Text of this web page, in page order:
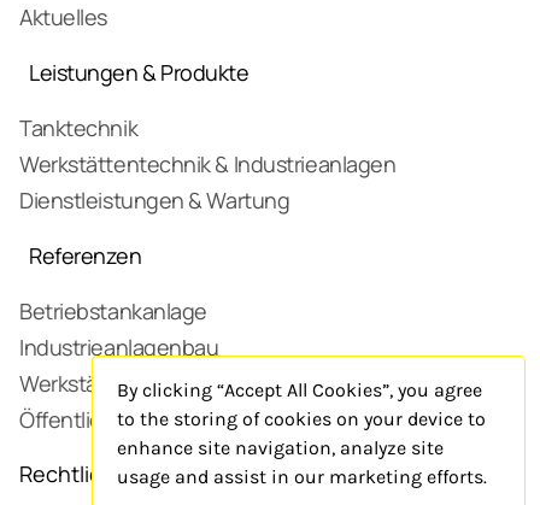
Aktuelles
Leistungen & Produkte
Tanktechnik
Werkstättentechnik & Industrieanlagen
Dienstleistungen & Wartung
Referenzen
Betriebstankanlage
Industrieanlagenbau
Werkstätte
Öffentliche Tankstelle
Rechtliches
By clicking “Accept All Cookies”, you agree
to the storing of cookies on your device to
enhance site navigation, analyze site
usage and assist in our marketing efforts.